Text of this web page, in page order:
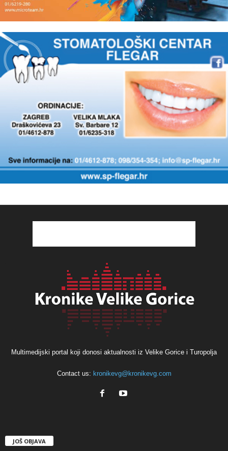
Multimedijski portal koji donosi aktualnosti iz Velike Gorice i Turopolja
Contact us: kronikevg@kronikevg.com
JOŠ OBJAVA